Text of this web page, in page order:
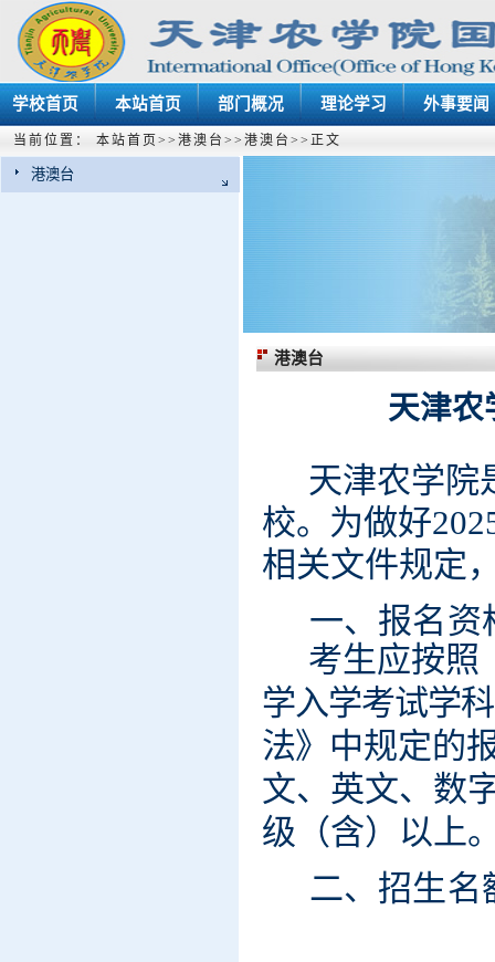
学校首页 本站首页 部门概况 理论学习 外事要闻
当前位置： 本站首页 >> 港澳台 >> 港澳台 >> 正文
港澳台
港澳台
天津农
天津农学院
校。 为做好202
相关文件规定
一、报名资
考生应按照
学入学考试学
法》 中规定的
文、英文、数
级（含）以上
二、招生名